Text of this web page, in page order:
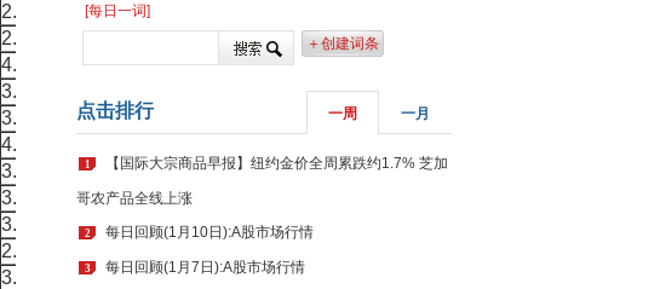
2.4221% -92.91
2.2000% -45.13
1.73
4.0203% 6.03
2.46
3.8391%
3.6062% 11.62
4.0988%
3.8641% -13.6
1.78
3.6421% -17.35
3.3981% -10.22
3.31
2.9480%
3.3552% 20.52
2.37
[每日一词]
＋创建词条
点击排行 一周 一月
1 【国际大宗商品早报】纽约金价全周累跌约1.7% 芝加
哥农产品全线上涨
2 每日回顾(1月10日):A股市场行情
3 每日回顾(1月7日):A股市场行情